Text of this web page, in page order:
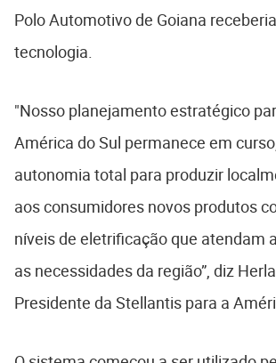
Polo Automotivo de Goiana
tecnologia.
"Nosso planejamento estratégico
América do Sul permanece em
autonomia total para produzir
aos consumidores novos produtos
níveis de eletrificação que atendam
as necessidades da região”, diz
Presidente da Stellantis para a